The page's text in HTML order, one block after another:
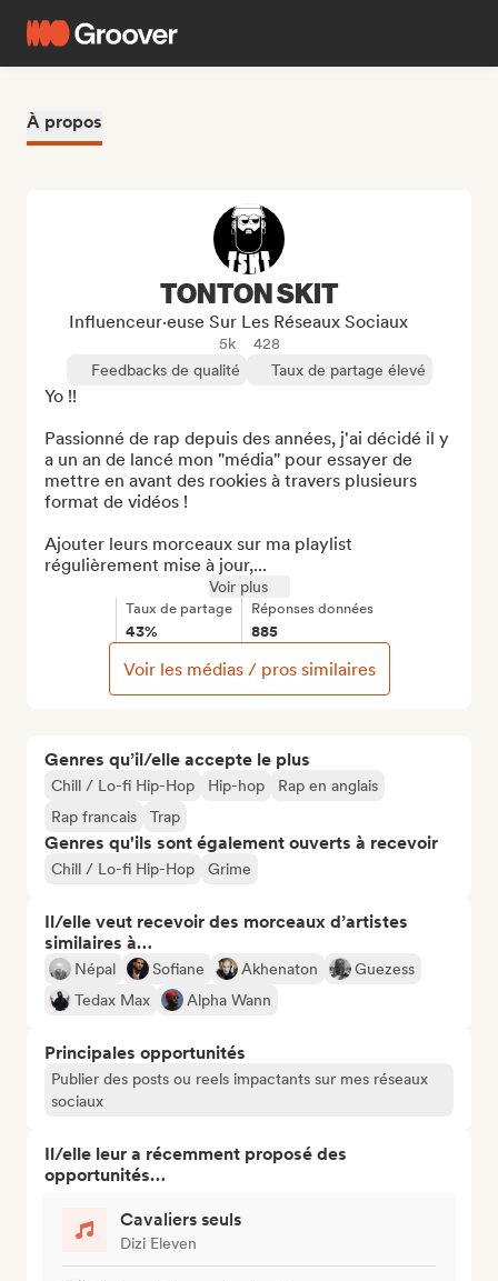
À propos
Genres qu’il/elle accepte le plus
Chill / Lo-fi Hip-Hop Hip-hop
Rap en anglais
Rap francais
Trap
Genres qu'ils sont également ouverts à recevoir
Chill / Lo-fi Hip-Hop Grime
Il/elle veut recevoir des morceaux d’artistes
similaires à…
Népal Sofiane Akhenaton
Guezess
Tedax Max
Alpha Wann
Principales opportunités
Publier des posts ou reels impactants sur mes réseaux
sociaux
Il/elle leur a récemment proposé des
opportunités…
Cavaliers seuls
Dizi Eleven
TONTON SKIT
Influenceur·euse Sur Les Réseaux Sociaux
5k
428
Feedbacks de qualité
Taux de partage élevé
Yo !!
Passionné de rap depuis des années, j'ai décidé il y
a un an de lancé mon "média" pour essayer de
mettre en avant des rookies à travers plusieurs
format de vidéos !
Ajouter leurs morceaux sur ma playlist
régulièrement mise à jour,...
Voir plus
Taux de partage
43%
Réponses données
885
Voir les médias / pros similaires